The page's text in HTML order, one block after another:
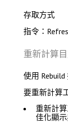
存取方式
指令：
重新計算
使用 Rebuild
要重新計算
重新計
佳化顯